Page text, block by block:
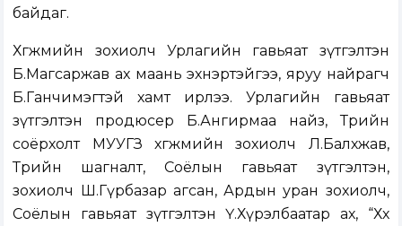
байдаг.
Хөгжмийн зохиолч Урлагийн гавьяат зүтгэлтэн
Б.Магсаржав ах маань эхнэртэйгээ, яруу найрагч
Б.Ганчимэгтэй хамт ирлээ. Урлагийн гавьяат
зүтгэлтэн продюсер Б.Ангирмаа найз, Төрийн
соёрхолт МУУГЗ хөгжмийн зохиолч Л.Балхжав,
Төрийн шагналт, Соёлын гавьяат зүтгэлтэн,
зохиолч Ш.Гүрбазар агсан, Ардын уран зохиолч,
Соёлын гавьяат зүтгэлтэн Ү.Хүрэлбаатар ах, “Хөх